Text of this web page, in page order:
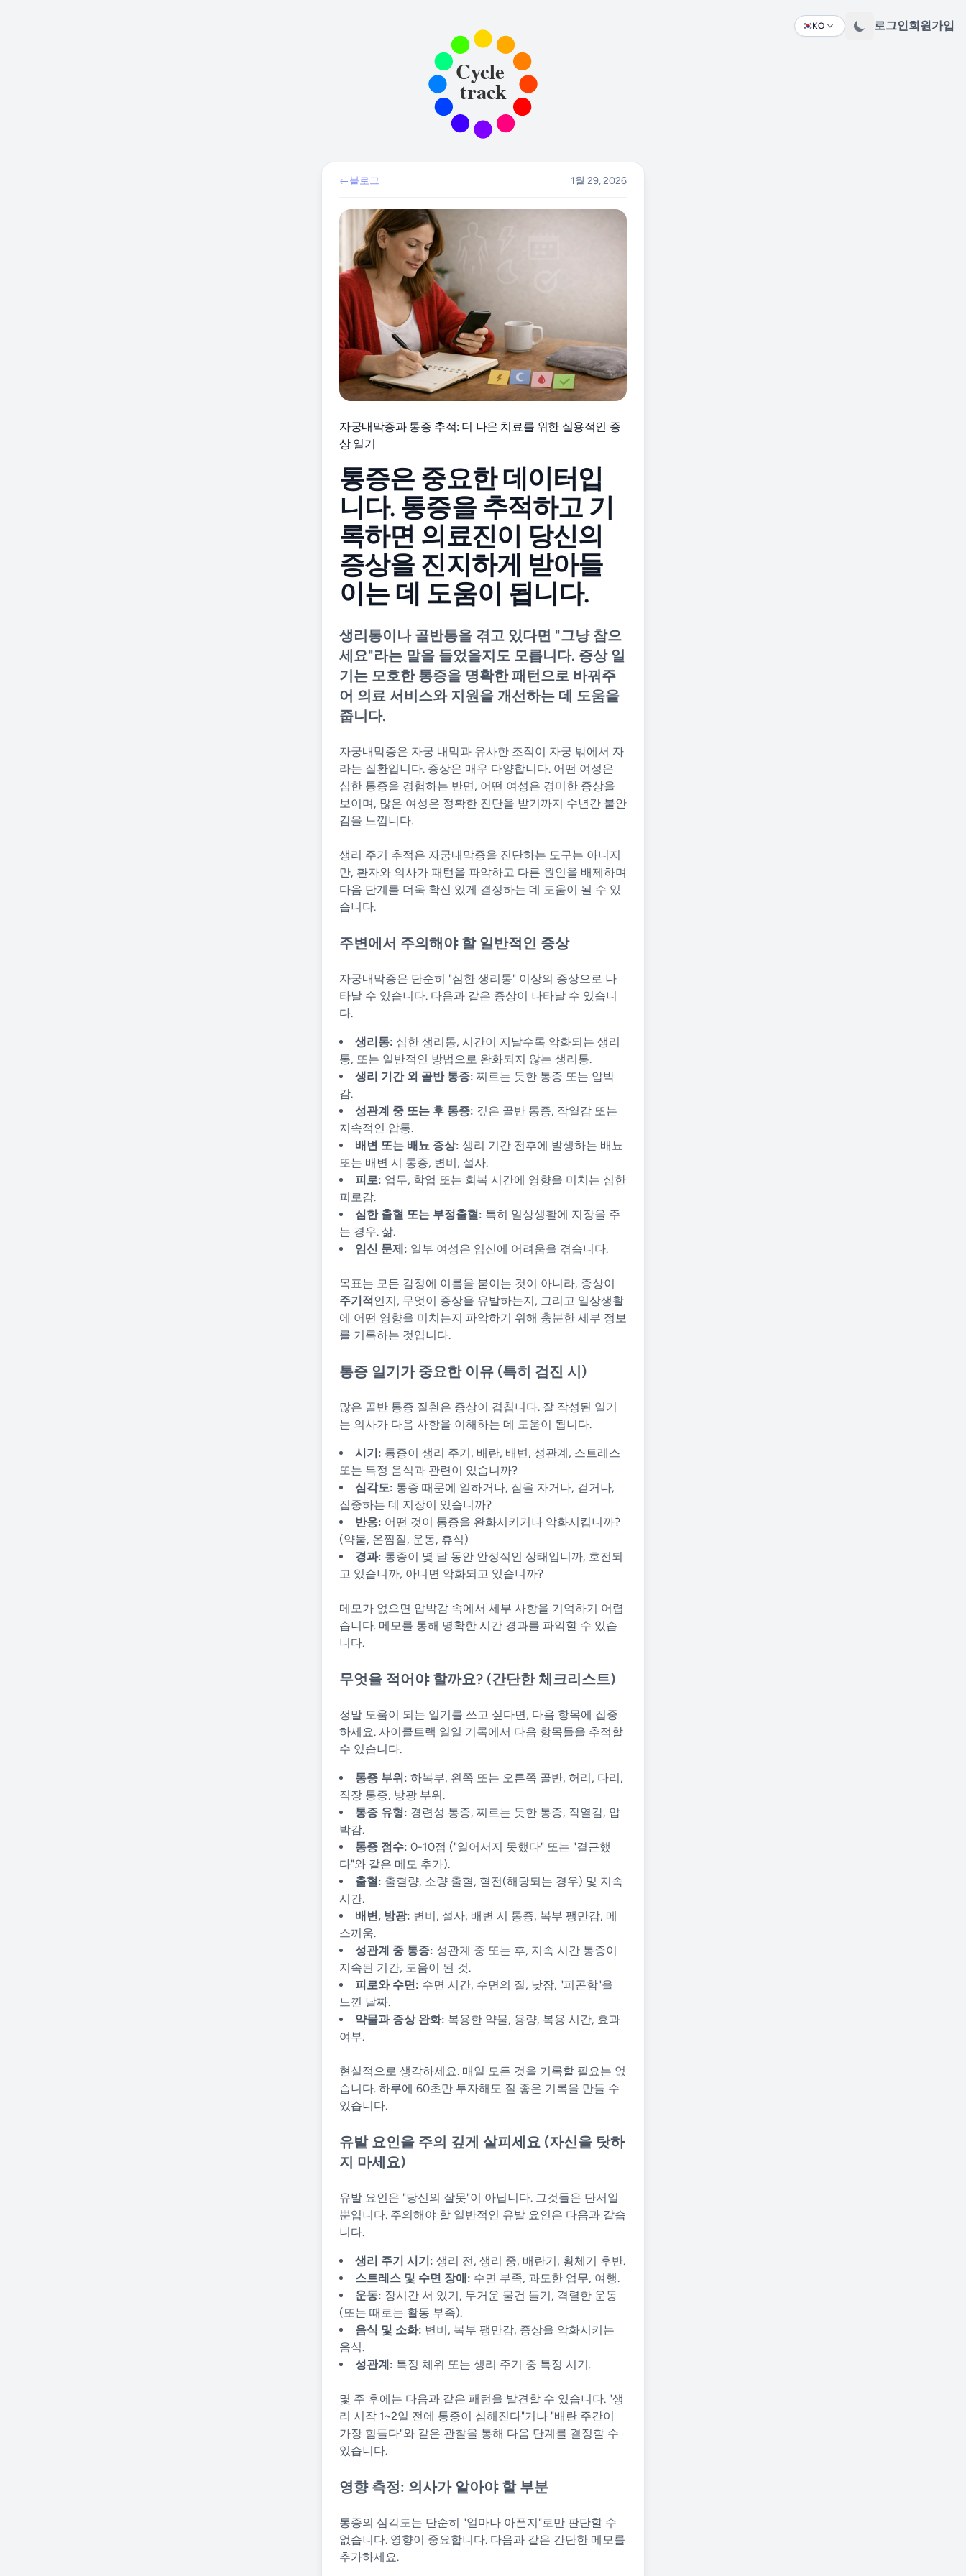
KO
Change language 로그인회원가입
←블로그 1월 29, 2026
자궁내막증과 통증 추적: 더 나은 치료를 위한 실용적인 증
상 일기
통증은 중요한 데이터입
니다. 통증을 추적하고 기
록하면 의료진이 당신의
증상을 진지하게 받아들
이는 데 도움이 됩니다.
생리통이나 골반통을 겪고 있다면 "그냥 참으
세요"라는 말을 들었을지도 모릅니다. 증상 일
기는 모호한 통증을 명확한 패턴으로 바꿔주
어 의료 서비스와 지원을 개선하는 데 도움을
줍니다.
자궁내막증은 자궁 내막과 유사한 조직이 자궁 밖에서 자
라는 질환입니다. 증상은 매우 다양합니다. 어떤 여성은
심한 통증을 경험하는 반면, 어떤 여성은 경미한 증상을
보이며, 많은 여성은 정확한 진단을 받기까지 수년간 불안
감을 느낍니다.
생리 주기 추적은 자궁내막증을 진단하는 도구는 아니지
만, 환자와 의사가 패턴을 파악하고 다른 원인을 배제하며
다음 단계를 더욱 확신 있게 결정하는 데 도움이 될 수 있
습니다.
주변에서 주의해야 할 일반적인 증상
자궁내막증은 단순히 "심한 생리통" 이상의 증상으로 나
타날 수 있습니다. 다음과 같은 증상이 나타날 수 있습니
다.
생리통: 심한 생리통, 시간이 지날수록 악화되는 생리
통, 또는 일반적인 방법으로 완화되지 않는 생리통.
생리 기간 외 골반 통증: 찌르는 듯한 통증 또는 압박
감.
성관계 중 또는 후 통증: 깊은 골반 통증, 작열감 또는
지속적인 압통.
배변 또는 배뇨 증상: 생리 기간 전후에 발생하는 배뇨
또는 배변 시 통증, 변비, 설사.
피로: 업무, 학업 또는 회복 시간에 영향을 미치는 심한
피로감.
심한 출혈 또는 부정출혈: 특히 일상생활에 지장을 주
는 경우. 삶.
임신 문제: 일부 여성은 임신에 어려움을 겪습니다.
목표는 모든 감정에 이름을 붙이는 것이 아니라, 증상이
주기적인지, 무엇이 증상을 유발하는지, 그리고 일상생활
에 어떤 영향을 미치는지 파악하기 위해 충분한 세부 정보
를 기록하는 것입니다.
통증 일기가 중요한 이유 (특히 검진 시)
많은 골반 통증 질환은 증상이 겹칩니다. 잘 작성된 일기
는 의사가 다음 사항을 이해하는 데 도움이 됩니다.
시기: 통증이 생리 주기, 배란, 배변, 성관계, 스트레스
또는 특정 음식과 관련이 있습니까?
심각도: 통증 때문에 일하거나, 잠을 자거나, 걷거나,
집중하는 데 지장이 있습니까?
반응: 어떤 것이 통증을 완화시키거나 악화시킵니까?
(약물, 온찜질, 운동, 휴식)
경과: 통증이 몇 달 동안 안정적인 상태입니까, 호전되
고 있습니까, 아니면 악화되고 있습니까?
메모가 없으면 압박감 속에서 세부 사항을 기억하기 어렵
습니다. 메모를 통해 명확한 시간 경과를 파악할 수 있습
니다.
무엇을 적어야 할까요? (간단한 체크리스트)
정말 도움이 되는 일기를 쓰고 싶다면, 다음 항목에 집중
하세요. 사이클트랙 일일 기록에서 다음 항목들을 추적할
수 있습니다.
통증 부위: 하복부, 왼쪽 또는 오른쪽 골반, 허리, 다리,
직장 통증, 방광 부위.
통증 유형: 경련성 통증, 찌르는 듯한 통증, 작열감, 압
박감.
통증 점수: 0-10점 ("일어서지 못했다" 또는 "결근했
다"와 같은 메모 추가).
출혈: 출혈량, 소량 출혈, 혈전(해당되는 경우) 및 지속
시간.
배변, 방광: 변비, 설사, 배변 시 통증, 복부 팽만감, 메
스꺼움.
성관계 중 통증: 성관계 중 또는 후, 지속 시간 통증이
지속된 기간, 도움이 된 것.
피로와 수면: 수면 시간, 수면의 질, 낮잠, "피곤함"을
느낀 날짜.
약물과 증상 완화: 복용한 약물, 용량, 복용 시간, 효과
여부.
현실적으로 생각하세요. 매일 모든 것을 기록할 필요는 없
습니다. 하루에 60초만 투자해도 질 좋은 기록을 만들 수
있습니다.
유발 요인을 주의 깊게 살피세요 (자신을 탓하
지 마세요)
유발 요인은 "당신의 잘못"이 아닙니다. 그것들은 단서일
뿐입니다. 주의해야 할 일반적인 유발 요인은 다음과 같습
니다.
생리 주기 시기: 생리 전, 생리 중, 배란기, 황체기 후반.
스트레스 및 수면 장애: 수면 부족, 과도한 업무, 여행.
운동: 장시간 서 있기, 무거운 물건 들기, 격렬한 운동
(또는 때로는 활동 부족).
음식 및 소화: 변비, 복부 팽만감, 증상을 악화시키는
음식.
성관계: 특정 체위 또는 생리 주기 중 특정 시기.
몇 주 후에는 다음과 같은 패턴을 발견할 수 있습니다. "생
리 시작 1~2일 전에 통증이 심해진다"거나 "배란 주간이
가장 힘들다"와 같은 관찰을 통해 다음 단계를 결정할 수
있습니다.
영향 측정: 의사가 알아야 할 부분
통증의 심각도는 단순히 "얼마나 아픈지"로만 판단할 수
없습니다. 영향이 중요합니다. 다음과 같은 간단한 메모를
추가하세요.